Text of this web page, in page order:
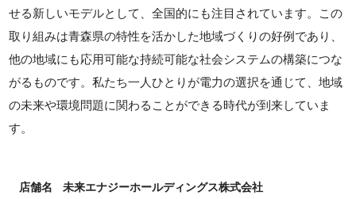
せる新しいモデルとして、全国的にも注目されています。この
取り組みは青森県の特性を活かした地域づくりの好例であり、
他の地域にも応用可能な持続可能な社会システムの構築につな
がるものです。私たち一人ひとりが電力の選択を通じて、地域
の未来や環境問題に関わることができる時代が到来していま
す。
店舗名 未来エナジーホールディングス株式会社